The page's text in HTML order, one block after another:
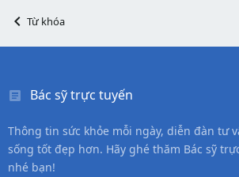
Từ khóa
Bác sỹ trực tuyến
Thông tin sức khỏe mỗi ngày, diễn đàn tư
sống tốt đẹp hơn. Hãy ghé thăm Bác sỹ
nhé bạn!